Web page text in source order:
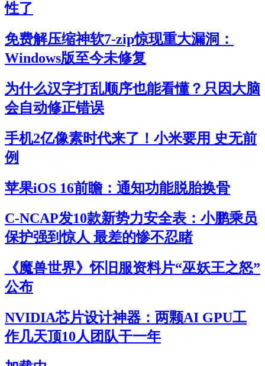
性了
免费解压缩神软7-zip惊现重大漏洞：
Windows版至今未修复
为什么汉字打乱顺序也能看懂？只因大脑
会自动修正错误
手机2亿像素时代来了！小米要用 史无前
例
苹果iOS 16前瞻：通知功能脱胎换骨
C-NCAP发10款新势力安全表：小鹏乘员
保护强到惊人 最差的惨不忍睹
《魔兽世界》怀旧服资料片“巫妖王之怒”
公布
NVIDIA芯片设计神器：两颗AI GPU工
作几天顶10人团队干一年